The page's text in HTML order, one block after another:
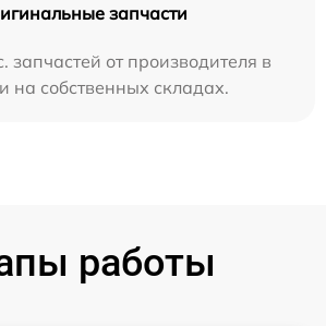
запчасти
запчастей от производителя в
на собственных складах.
работы